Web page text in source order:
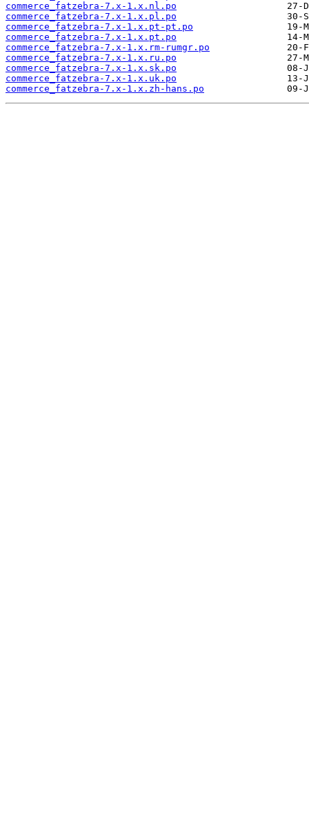
commerce_fatzebra-7.x-1.x.nl.po
commerce_fatzebra-7.x-1.x.pl.po
commerce_fatzebra-7.x-1.x.pt-pt.po
commerce_fatzebra-7.x-1.x.pt.po
commerce_fatzebra-7.x-1.x.rm-rumgr.po
commerce_fatzebra-7.x-1.x.ru.po
commerce_fatzebra-7.x-1.x.sk.po
commerce_fatzebra-7.x-1.x.uk.po
commerce_fatzebra-7.x-1.x.zh-hans.po